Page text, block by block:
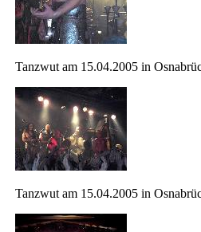
Tanzwut am 15.04.2005 in
Tanzwut am 15.04.2005 in